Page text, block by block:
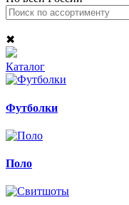
✖
Каталог
Футболки
Поло